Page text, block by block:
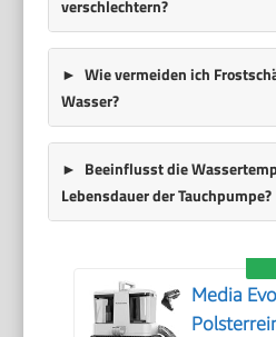
verschlechtern?
Wie vermeiden ich
Wasser?
Beeinflusst die
Lebensdauer der Tauchpumpe?
Media